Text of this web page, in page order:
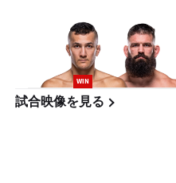
WIN
試合映像を見る